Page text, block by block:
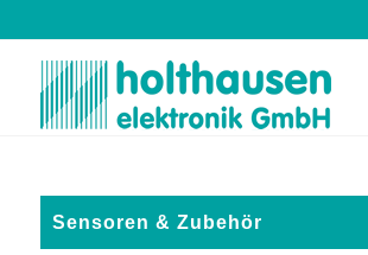
Sensoren & Zubehör